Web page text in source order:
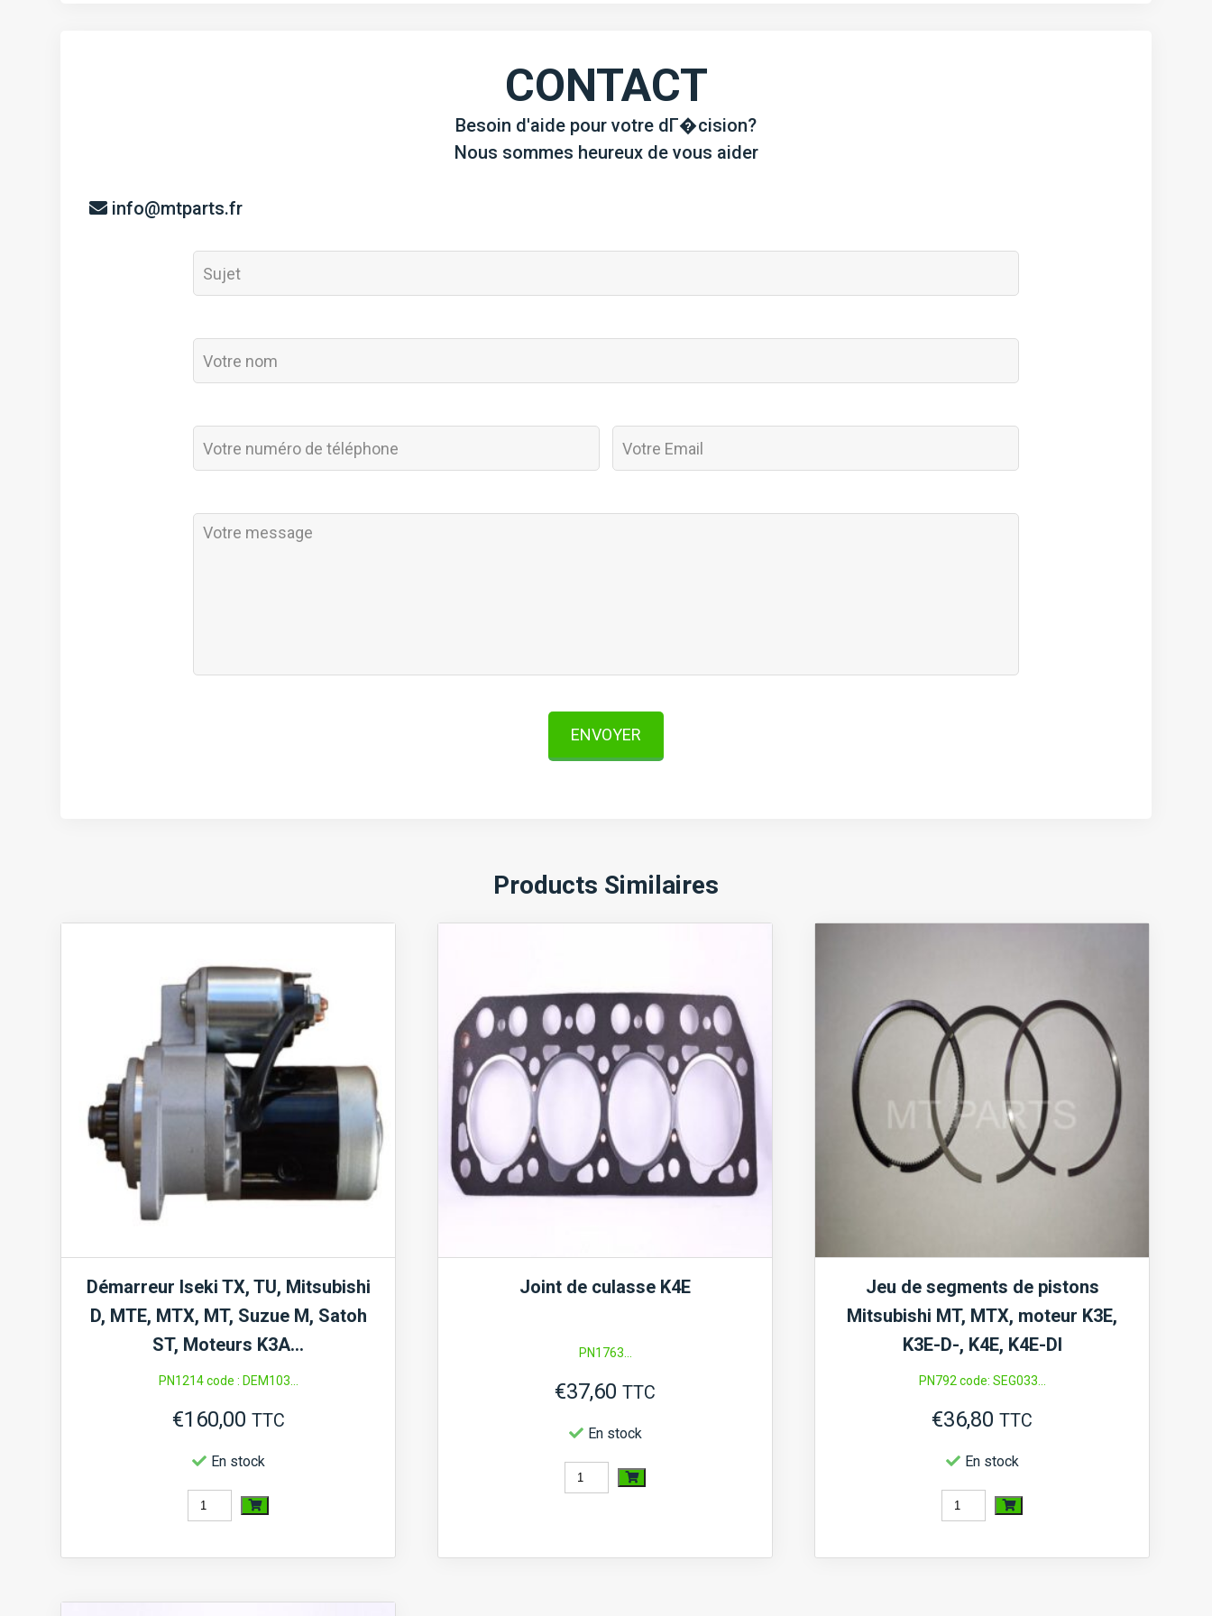
CONTACT
Besoin d'aide pour votre dГ�cision?
Nous sommes heureux de vous aider
info@mtparts.fr
ENVOYER
Products Similaires
Démarreur Iseki TX, TU, Mitsubishi
D, MTE, MTX, MT, Suzue M, Satoh
ST, Moteurs K3A…
PN1214 code : DEM103...
€160,00 TTC
En stock
quantité
Démarreur
Joint de culasse K4E
PN1763...
€37,60 TTC
En stock
quantité
de
Jeu de segments de pistons
Mitsubishi MT, MTX, moteur K3E,
K3E-D-, K4E, K4E-DI
PN792 code: SEG033...
€36,80 TTC
En stock
quantité
Jeu